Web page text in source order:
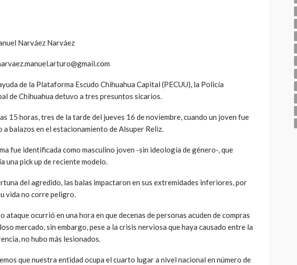
Narváez Narváez
de la Plataforma Escudo Chihuahua Capital (PECUU), la Policía
de Chihuahua detuvo a tres presuntos sicarios.
15 horas, tres de la tarde del jueves 16 de noviembre, cuando un joven fue
a balazos en el estacionamiento de Alsuper Reliz.
fue identificada como masculino joven -sin ideología de género-, que
una pick up de reciente modelo.
del agredido, las balas impactaron en sus extremidades inferiores, por
vida no corre peligro.
ataque ocurrió en una hora en que decenas de personas acuden de compras
mercado, sin embargo, pese a la crisis nerviosa que haya causado entre la
no hubo más lesionados.
que nuestra entidad ocupa el cuarto lugar a nivel nacional en número de